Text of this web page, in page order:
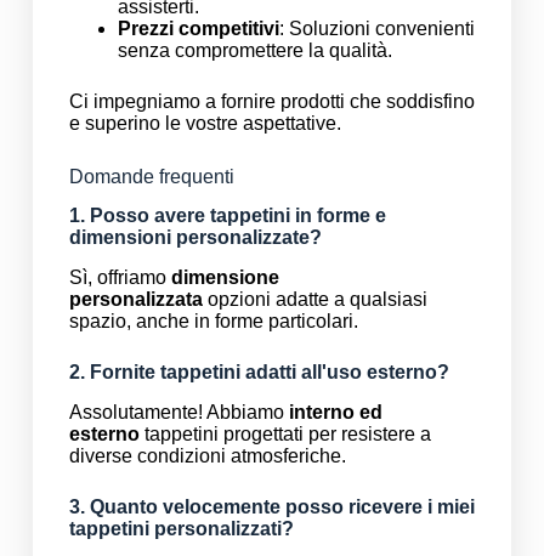
assisterti.
Prezzi competitivi: Soluzioni convenienti
senza compromettere la qualità.
Ci impegniamo a fornire prodotti che soddisfino
e superino le vostre aspettative.
Domande frequenti
1. Posso avere tappetini in forme e
dimensioni personalizzate?
Sì, offriamo dimensione
personalizzataopzioni adatte a qualsiasi
spazio, anche in forme particolari.
2. Fornite tappetini adatti all'uso esterno?
Assolutamente! Abbiamo interno ed
esternotappetini progettati per resistere a
diverse condizioni atmosferiche.
3. Quanto velocemente posso ricevere i miei
tappetini personalizzati?